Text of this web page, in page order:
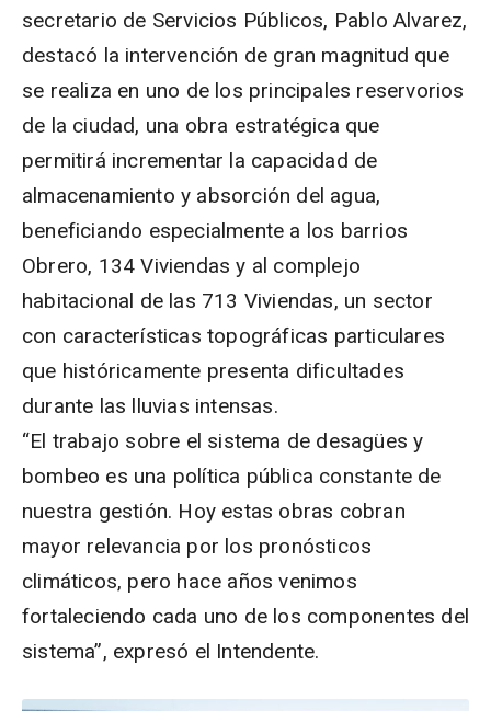
secretario de Servicios Públicos, Pablo Alvarez,
destacó la intervención de gran magnitud que
se realiza en uno de los principales reservorios
de la ciudad, una obra estratégica que
permitirá incrementar la capacidad de
almacenamiento y absorción del agua,
beneficiando especialmente a los barrios
Obrero, 134 Viviendas y al complejo
habitacional de las 713 Viviendas, un sector
con características topográficas particulares
que históricamente presenta dificultades
durante las lluvias intensas.
“El trabajo sobre el sistema de desagües y
bombeo es una política pública constante de
nuestra gestión. Hoy estas obras cobran
mayor relevancia por los pronósticos
climáticos, pero hace años venimos
fortaleciendo cada uno de los componentes del
sistema”, expresó el Intendente.